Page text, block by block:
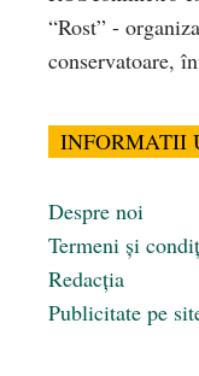
“Rost” -
conservatoare,
INFORMATII
Despre noi
Termeni și
Redacția
Publicitate pe